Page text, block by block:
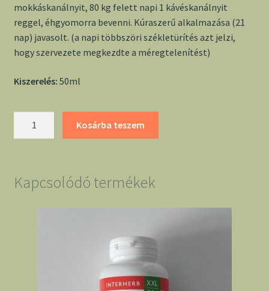
mokkáskanálnyit, 80 kg felett napi 1 kávéskanálnyit
reggel, éhgyomorra bevenni. Kúraszerű alkalmazása (21
nap) javasolt. (a napi többszöri székletürítés azt jelzi,
hogy szervezete megkezdte a méregtelenítést)
Kiszerelés: 50ml
mennyiség
Kosárba teszem
Kapcsolódó termékek